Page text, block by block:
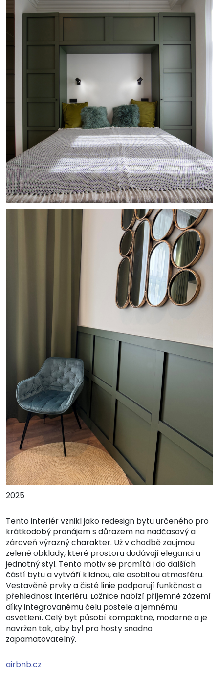
2025
Tento interiér vznikl jako redesign bytu určeného pro
krátkodobý pronájem s důrazem na nadčasový a
zároveň výrazný charakter. Už v chodbě zaujmou
zelené obklady, které prostoru dodávají eleganci a
jednotný styl. Tento motiv se promítá i do dalších
částí bytu a vytváří klidnou, ale osobitou atmosféru.
Vestavěné prvky a čisté linie podporují funkčnost a
přehlednost interiéru. Ložnice nabízí příjemné zázemí
díky integrovanému čelu postele a jemnému
osvětlení. Celý byt působí kompaktně, moderně a je
navržen tak, aby byl pro hosty snadno
zapamatovatelný.
airbnb.cz